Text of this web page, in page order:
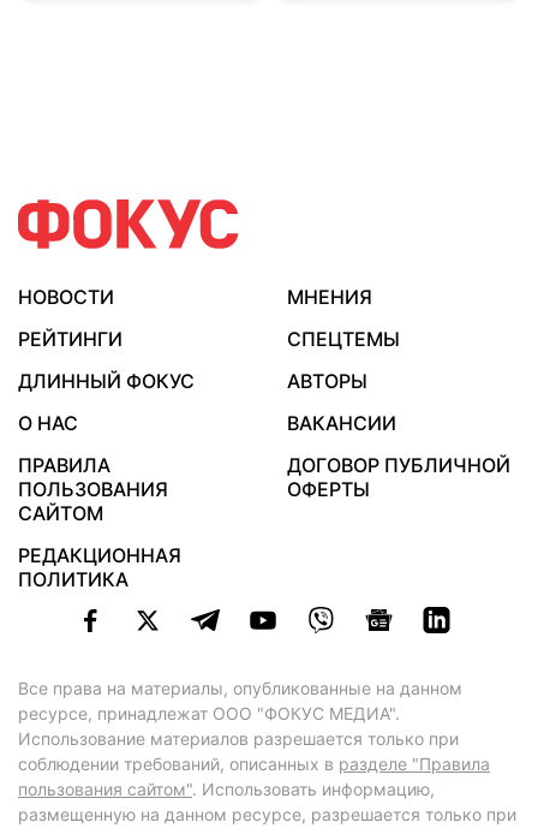
НОВОСТИ
МНЕНИЯ
РЕЙТИНГИ
СПЕЦТЕМЫ
ДЛИННЫЙ ФОКУС
АВТОРЫ
О НАС
ВАКАНСИИ
ПРАВИЛА
ПОЛЬЗОВАНИЯ
САЙТОМ
ДОГОВОР ПУБЛИЧНОЙ
ОФЕРТЫ
РЕДАКЦИОННАЯ
ПОЛИТИКА
Все права на материалы, опубликованные на данном
ресурсе, принадлежат ООО "ФОКУС МЕДИА".
Использование материалов разрешается только при
соблюдении требований, описанных в разделе "Правила
пользования сайтом". Использовать информацию,
размещенную на данном ресурсе, разрешается только при